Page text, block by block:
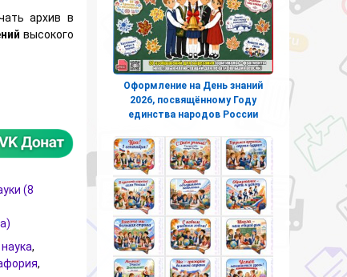
архив в
высокого
на День российской науки (8 февраля)
(8
наука,
,
Оформление на День знаний
2026, посвящённому Году
единства народов России